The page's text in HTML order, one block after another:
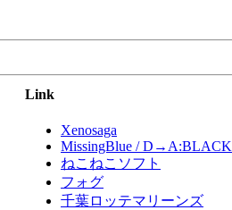
Link
Xenosaga
MissingBlue / D→A:BLACK
ねこねこソフト
フォグ
千葉ロッテマリーンズ